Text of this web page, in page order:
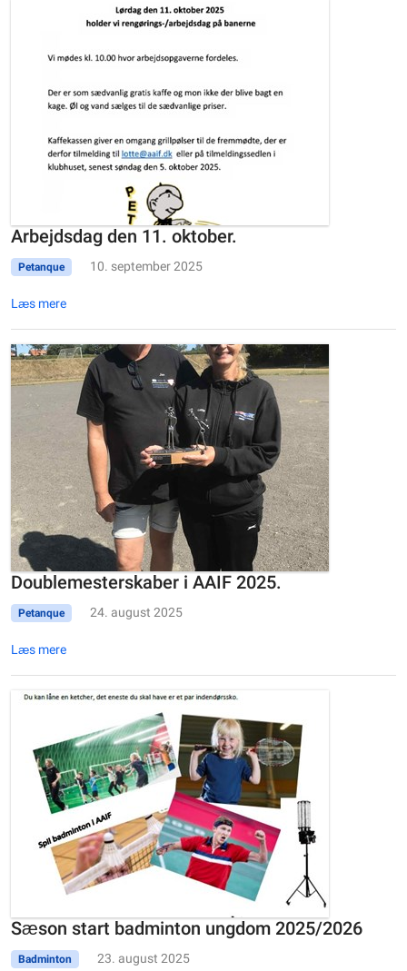
Arbejdsdag den 11. oktober.
Petanque 10. september 2025
Læs mere
Doublemesterskaber i AAIF 2025.
Petanque 24. august 2025
Læs mere
Sæson start badminton ungdom 2025/2026
Badminton 23. august 2025